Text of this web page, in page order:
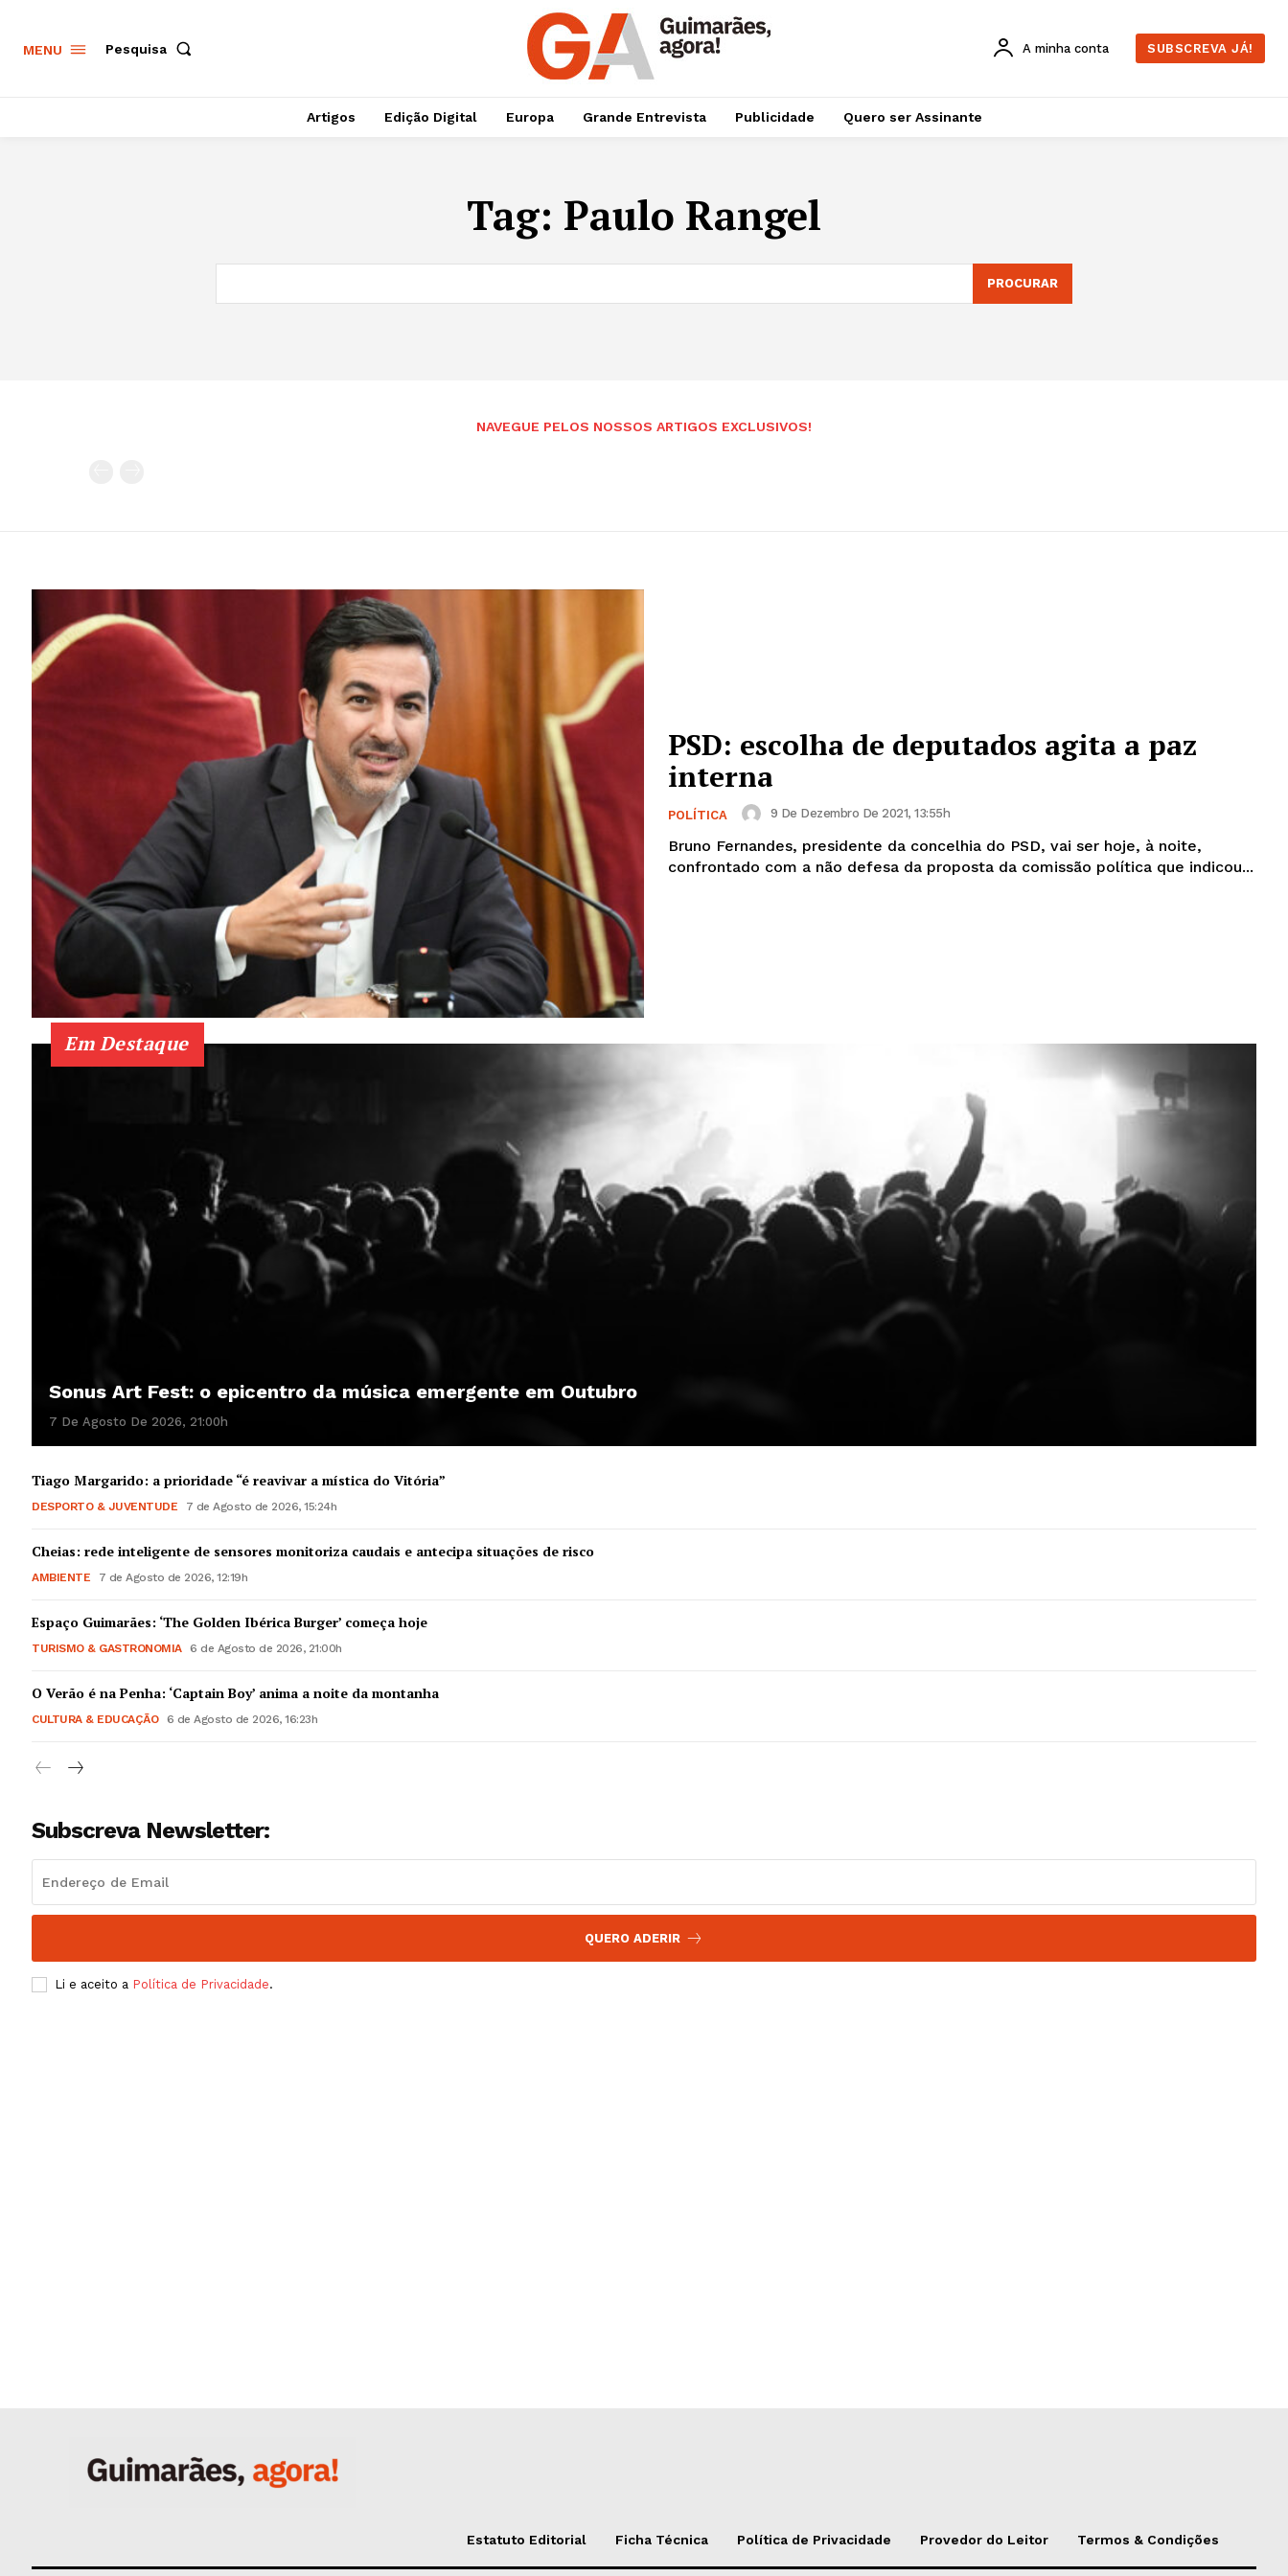
Institucional
MENU Pesquisa A minha conta SUBSCREVA JÁ!
Artigos Edição Digital Europa Grande Entrevista Publicidade Quero ser Assinante
Tag: Paulo Rangel
PROCURAR
NAVEGUE PELOS NOSSOS ARTIGOS EXCLUSIVOS!
PSD: escolha de deputados agita a paz
interna
POLÍTICA 9 De Dezembro De 2021, 13:55h
Bruno Fernandes, presidente da concelhia do PSD, vai ser hoje, à noite,
confrontado com a não defesa da proposta da comissão política que indicou...
Em Destaque
Sonus Art Fest: o epicentro da música emergente em Outubro
7 De Agosto De 2026, 21:00h
Tiago Margarido: a prioridade “é reavivar a mística do Vitória”
DESPORTO & JUVENTUDE 7 de Agosto de 2026, 15:24h
Cheias: rede inteligente de sensores monitoriza caudais e antecipa situações de risco
AMBIENTE 7 de Agosto de 2026, 12:19h
Espaço Guimarães: ‘The Golden Ibérica Burger’ começa hoje
TURISMO & GASTRONOMIA 6 de Agosto de 2026, 21:00h
O Verão é na Penha: ‘Captain Boy’ anima a noite da montanha
CULTURA & EDUCAÇÃO 6 de Agosto de 2026, 16:23h
Subscreva Newsletter:
QUERO ADERIR
Li e aceito a Política de Privacidade.
Estatuto Editorial Ficha Técnica Política de Privacidade Provedor do Leitor Termos & Condições